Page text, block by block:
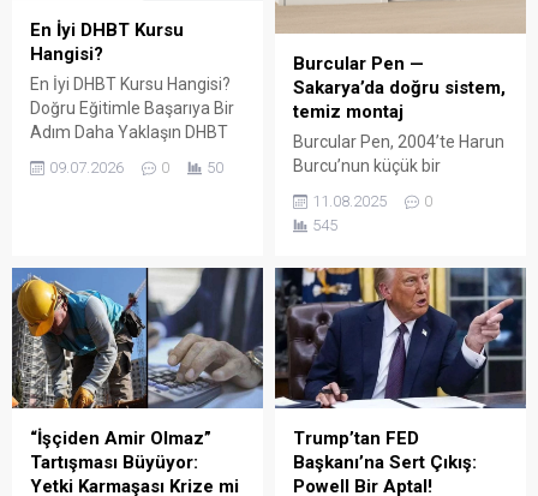
En İyi DHBT Kursu
Hangisi?
En İyi DHBT Kursu Hangisi?
Doğru Eğitimle Başarıya Bir
Adım Daha Yaklaşın DHBT
(Din Hizmetleri Alan Bilgisi
Testi), Diyanet İşleri
Her yıl binlerce aday bu
sınavda yüksek puan
alabilmek için farklı eğitim
kaynaklarına yöneliyor.
Ancak en sık sorulan
sorulardan...
09.07.2026 0 50
Burcular Pen —
Sakarya’da doğru sistem,
temiz montaj
Burcular Pen, 2004’te Harun
Burcu’nun küçük bir
atölyede attığı adımla
başladı; bugün Serdivan’daki
147 m² showroomu ve 750
Sakarya ve çevre ilçelerde
PVC doğrama, cam balkon,
kış bahçesi, panjur ve
küpeşte çözümlerini tek çatı
altında sunuyor. Fıratpen
kurumsal bayiliği ile çalışıyor
olmamız; profil kalitesi,
aksesuar standardı...
11.08.2025
0
545
“İşçiden Amir Olmaz”
Tartışması Büyüyor:
Yetki Karmaşası Krize mi
Trump’tan FED
Başkanı’na Sert Çıkış:
Powell Bir Aptal!